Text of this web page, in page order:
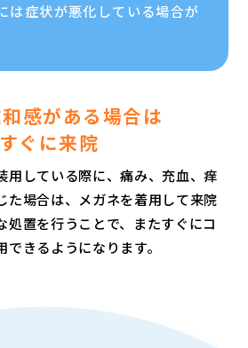
は症状が悪化している場合が
感がある場合は
すぐに来院
用している際に、痛み、充血、痒
た場合は、メガネを着用して来院
処置を行うことで、またすぐにコ
きるようになります。